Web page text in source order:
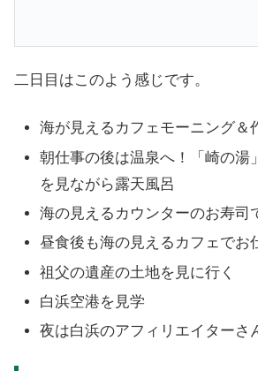
二日目はこのよう感じです。
海が見えるカフェモーニング＆
朝仕事の後は温泉へ！「崎の湯
を見ながら露天風呂
海の見えるカウンターのお寿司
昼食後も海の見えるカフェでお
祖父の遺産の土地を見に行く
白浜空港を見学
夜は白浜のアフィリエイターさ